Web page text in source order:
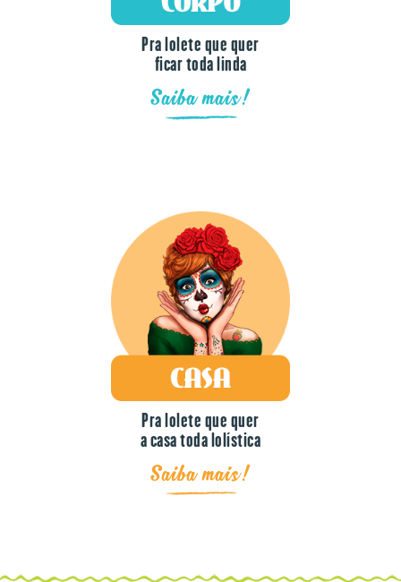
Pra lolete que quer
ficar toda linda
Saiba mais!
Pra lolete que quer
a casa toda lolística
Saiba mais!